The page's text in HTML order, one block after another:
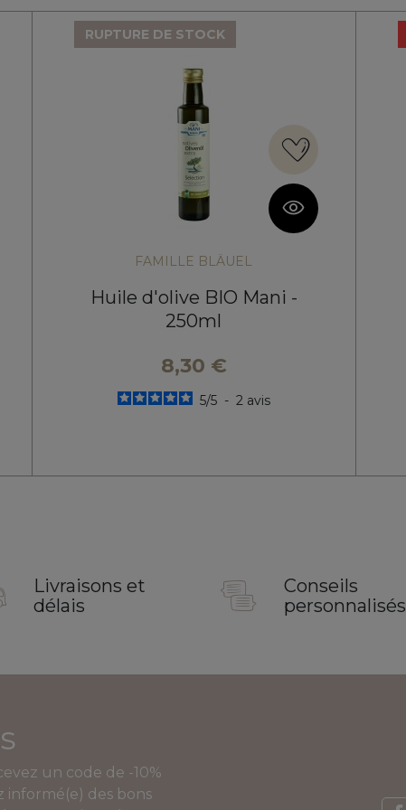
RUPTURE DE STOCK
FAMILLE BLÄUEL
Huile d'olive BIO Mani -
250ml
8,30 €
5/5 - 2 avis
Livraisons et
délais
Conseils
personnalisés
un code de -10%
informé(e) des bons